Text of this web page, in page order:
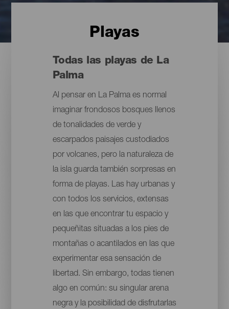
Playas
Todas las playas de La
Palma
Al pensar en La Palma es normal
imaginar frondosos bosques llenos
de tonalidades de verde y
escarpados paisajes custodiados
por volcanes, pero la naturaleza de
la isla guarda también sorpresas en
forma de playas. Las hay urbanas y
con todos los servicios, extensas
en las que encontrar tu espacio y
pequeñitas situadas a los pies de
montañas o acantilados en las que
experimentar esa sensación de
libertad. Sin embargo, todas tienen
algo en común: su singular arena
negra y la posibilidad de disfrutarlas